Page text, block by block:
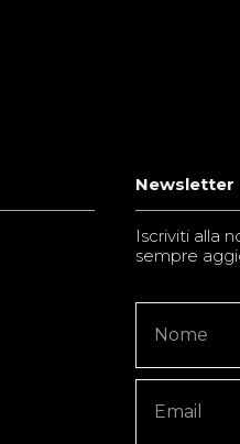
Newsletter
Iscriviti alla
sempre
Signup
Copy